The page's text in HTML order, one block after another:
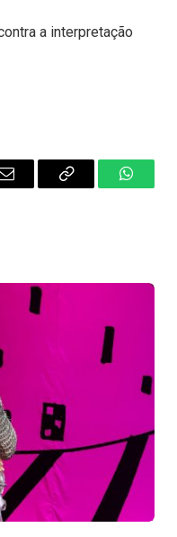
a interpretação
Email
Copy